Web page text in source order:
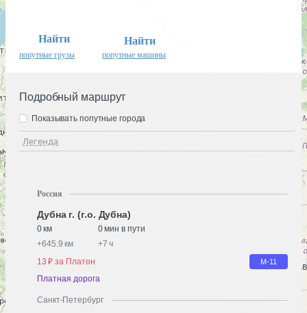
Найти
попутные грузы
Найти
попутные машины
Подробный маршрут
Легенда
Показывать попутные города
Россия
Дубна г. (г.о. Дубна)
0 км
0 мин в пути
+645.9 км +7 ч
13 ₽ за Платон
М-11
Платная дорога
Санкт-Петербург